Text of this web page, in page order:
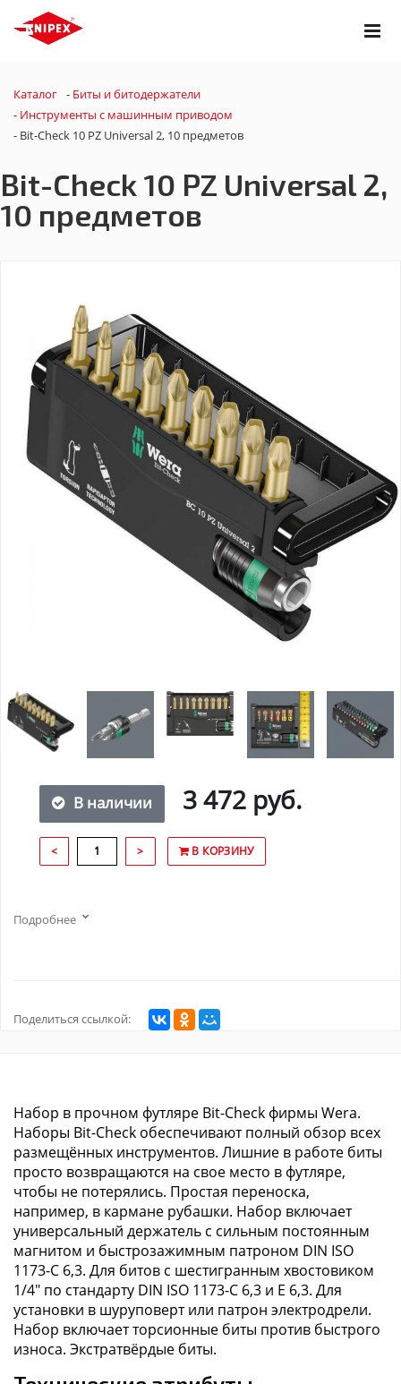
Каталог - Биты и битодержатели
- Инструменты с машинным приводом
- Bit-Check 10 PZ Universal 2, 10 предметов
Bit-Check 10 PZ Universal 2,
10 предметов
В наличии 3 472 руб.
< > В КОРЗИНУ
Подробнее
Поделиться ссылкой:
Набор в прочном футляре Bit-Check фирмы Wera.
Наборы Bit-Check обеспечивают полный обзор всех
размещённых инструментов. Лишние в работе биты
просто возвращаются на свое место в футляре,
чтобы не потерялись. Простая переноска,
например, в кармане рубашки. Набор включает
универсальный держатель с сильным постоянным
магнитом и быстрозажимным патроном DIN ISO
1173-C 6,3. Для битов с шестигранным хвостовиком
1/4" по стандарту DIN ISO 1173-C 6,3 и E 6,3. Для
установки в шуруповерт или патрон электродрели.
Набор включает торсионные биты против быстрого
износа. Экстратвёрдые биты.